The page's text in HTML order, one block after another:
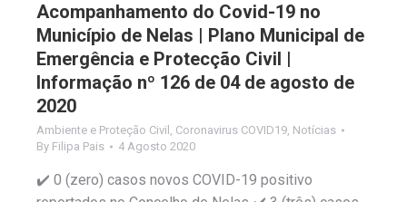
Acompanhamento do Covid-19 no
Município de Nelas | Plano Municipal de
Emergência e Protecção Civil |
Informação nº 126 de 04 de agosto de
2020
Ambiente e Proteção Civil , Coronavirus COVID19, Notícias
By Filipa Pais 4 Agosto 2020
✔️ 0 (zero) casos novos COVID-19 positivo